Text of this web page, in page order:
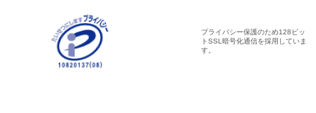
プライバシー保護のため128ビッ
トSSL暗号化通信を採用していま
す。